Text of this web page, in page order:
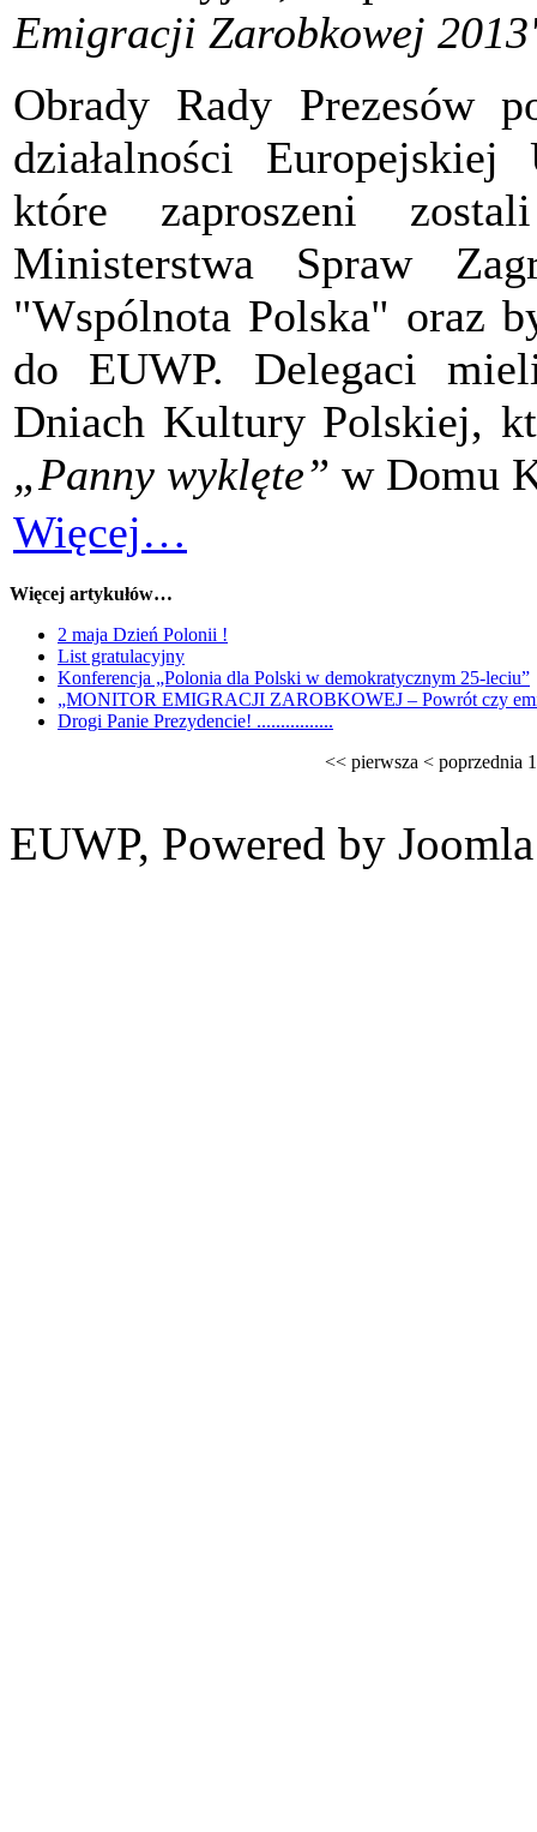
Emigracji Zarobkowej
Obrady Rady Prezesów
działalności
które zaproszeni
Ministerstwa Spraw
"Wspólnota Polska" oraz
do EUWP. Delegaci
Dniach Kultury Polskiej,
„Panny wyklęte” w Domu
Więcej…
Więcej artykułów…
2 maja Dzień Polonii !
List gratulacyjny
Konferencja „Polonia dla Polski w demokratycznym 25-leciu”
„MONITOR EMIGRACJI ZAROBKOWEJ – Powrót czy
Drogi Panie Prezydencie! ................
<< pierwsza < poprzednia 1
EUWP, Powered by